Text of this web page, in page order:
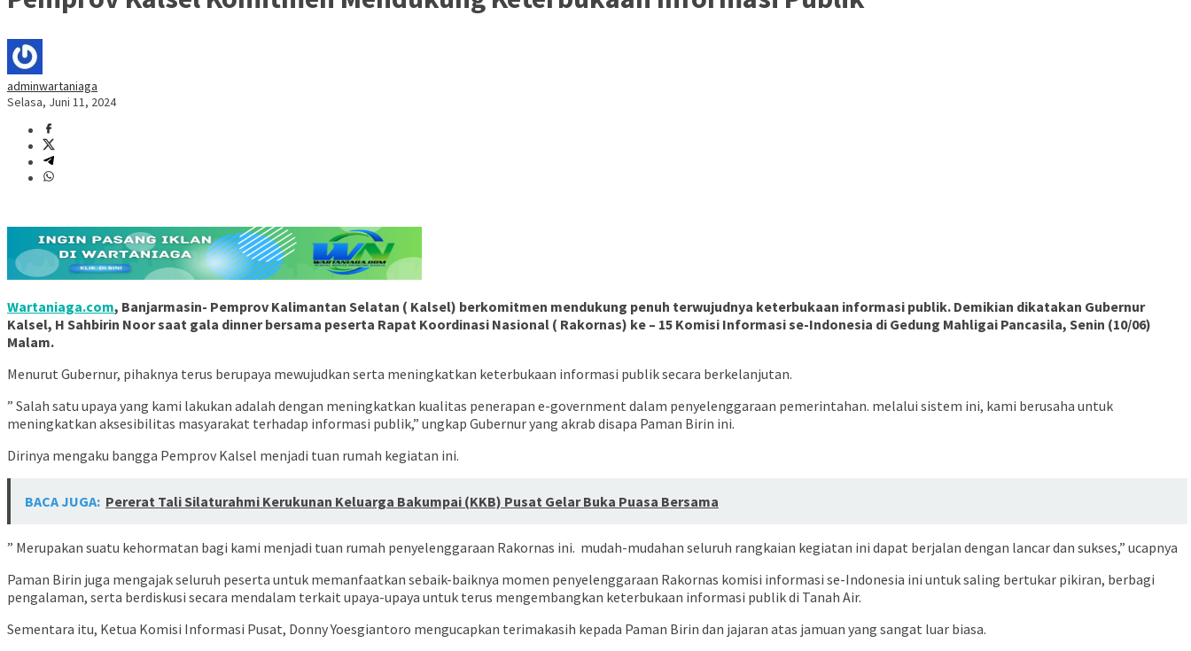
adminwartaniaga
Selasa, Juni 11, 2024
Wartaniaga.com, Banjarmasin- Pemprov Kalimantan Selatan ( Kalsel) berkomitmen mendukung penuh terwujudnya keterbukaan informasi publik. Demikian dikatakan Gubernur
Kalsel, H Sahbirin Noor saat gala dinner bersama peserta Rapat Koordinasi Nasional ( Rakornas) ke – 15 Komisi Informasi se-Indonesia di Gedung Mahligai Pancasila, Senin (10/06)
Malam.
Menurut Gubernur, pihaknya terus berupaya mewujudkan serta meningkatkan keterbukaan informasi publik secara berkelanjutan.
” Salah satu upaya yang kami lakukan adalah dengan meningkatkan kualitas penerapan e-government dalam penyelenggaraan pemerintahan. melalui sistem ini, kami berusaha untuk
meningkatkan aksesibilitas masyarakat terhadap informasi publik,” ungkap Gubernur yang akrab disapa Paman Birin ini.
Dirinya mengaku bangga Pemprov Kalsel menjadi tuan rumah kegiatan ini.
BACA JUGA: Pererat Tali Silaturahmi Kerukunan Keluarga Bakumpai (KKB) Pusat Gelar Buka Puasa Bersama
” Merupakan suatu kehormatan bagi kami menjadi tuan rumah penyelenggaraan Rakornas ini. mudah-mudahan seluruh rangkaian kegiatan ini dapat berjalan dengan lancar dan sukses,” ucapnya
Paman Birin juga mengajak seluruh peserta untuk memanfaatkan sebaik-baiknya momen penyelenggaraan Rakornas komisi informasi se-Indonesia ini untuk saling bertukar pikiran, berbagi
pengalaman, serta berdiskusi secara mendalam terkait upaya-upaya untuk terus mengembangkan keterbukaan informasi publik di Tanah Air.
Sementara itu, Ketua Komisi Informasi Pusat, Donny Yoesgiantoro mengucapkan terimakasih kepada Paman Birin dan jajaran atas jamuan yang sangat luar biasa.